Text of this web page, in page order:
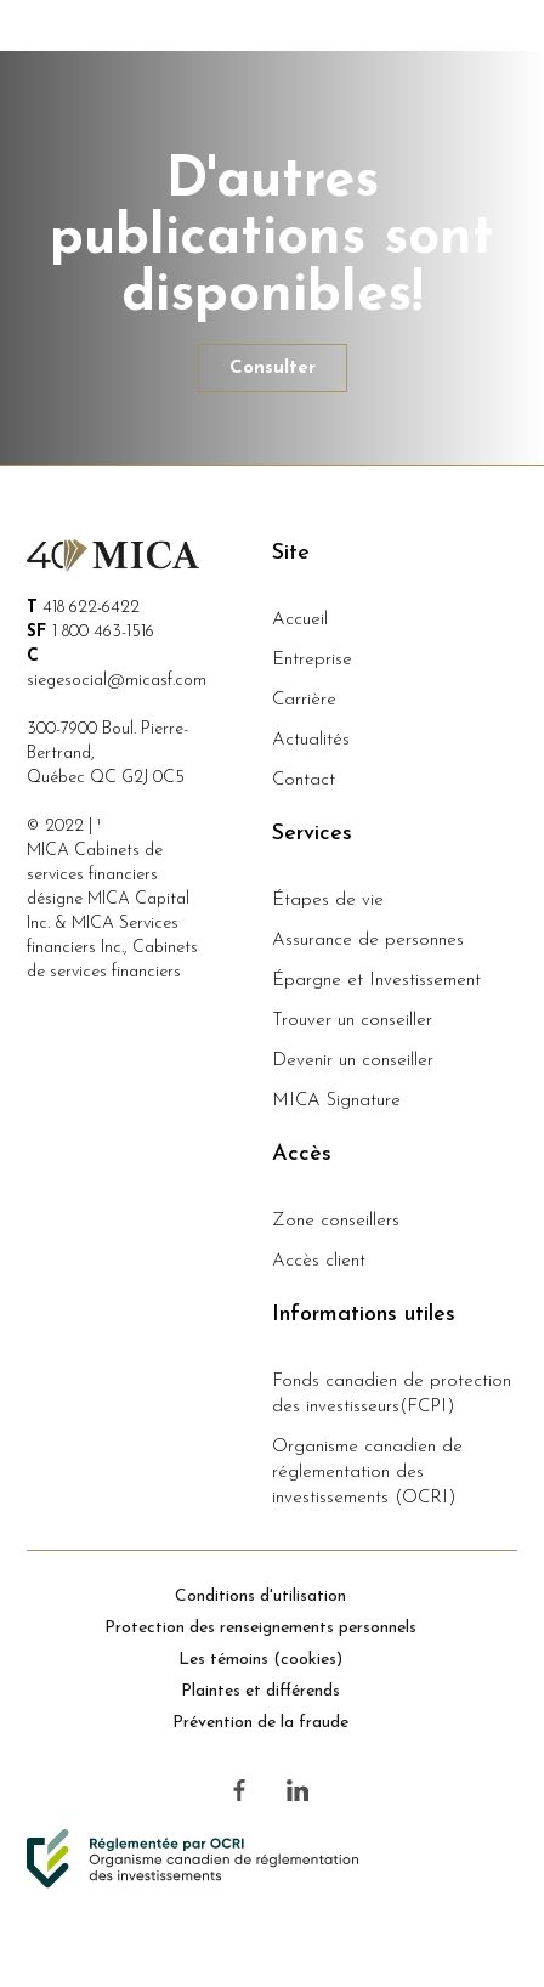
D'autres
publications sont
disponibles!
Consulter
T 418 622-6422
SF 1 800 463-1516
C
siegesocial@micasf.com
300-7900 Boul. Pierre-
Bertrand,
Québec QC G2J 0C5
© 2022 | ¹
MICA Cabinets de
services financiers
désigne MICA Capital
Inc. & MICA Services
financiers Inc., Cabinets
de services financiers
Site
Accueil
Entreprise
Carrière
Actualités
Contact
Services
Étapes de vie
Assurance de personnes
Épargne et Investissement
Trouver un conseiller
Devenir un conseiller
MICA Signature
Accès
Zone conseillers
Accès client
Informations utiles
Fonds canadien de protection
des investisseurs(FCPI)
Organisme canadien de
réglementation des
investissements (OCRI)
Conditions d'utilisation
Protection des renseignements personnels
Les témoins (cookies)
Plaintes et différends
Prévention de la fraude